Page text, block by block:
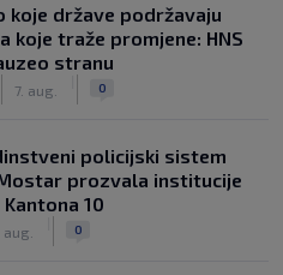
koje države podržavaju
koje traže promjene: HNS
stranu
7. aug. 0
policijski sistem
Mostar prozvala institucije
Kantona 10
aug. 0